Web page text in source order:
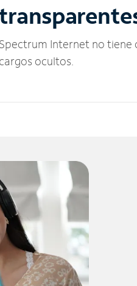
Spectrum Internet no tiene
cargos ocultos.